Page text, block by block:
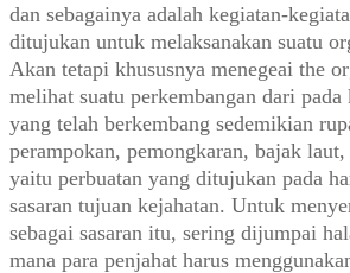
dan sebagainya adalah kegiatan-
ditujukan untuk melaksanakan suatu
Akan tetapi khususnya menegeai the
melihat suatu perkembangan dari pada
yang telah berkembang sedemikian
perampokan, pemongkaran, bajak laut,
yaitu perbuatan yang ditujukan pada
sasaran tujuan kejahatan. Untuk
sebagai sasaran itu, sering dijumpai
mana para penjahat harus